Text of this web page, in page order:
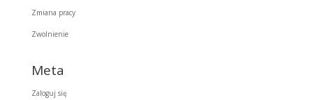
Zmiana pracy
Zwolnienie
Meta
Zaloguj się